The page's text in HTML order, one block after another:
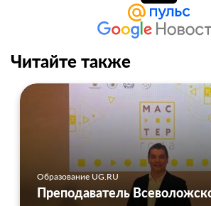
Читайте также
Образование UG.RU
Преподаватель